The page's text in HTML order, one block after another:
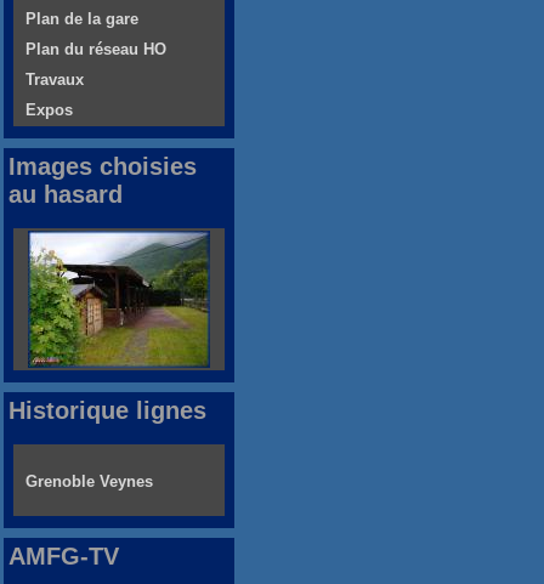
Plan de la gare
Plan du réseau HO
Travaux
Expos
Images choisies
au hasard
Historique lignes
Grenoble Veynes
AMFG-TV